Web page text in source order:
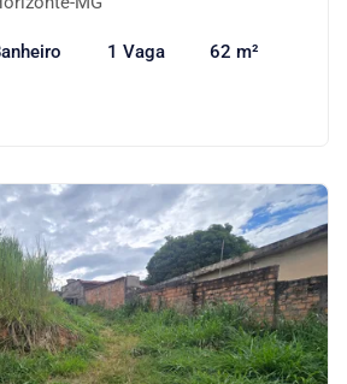
1 Vaga 62 m²